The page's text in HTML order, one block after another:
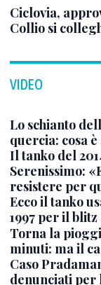
Ciclovia,
Collio si
VIDEO
Lo schianto
quercia: cosa
Il tanko del
Serenissimo:
resistere per
Ecco il tanko
1997 per il
Torna la
minuti: ma il
Caso
denunciati per